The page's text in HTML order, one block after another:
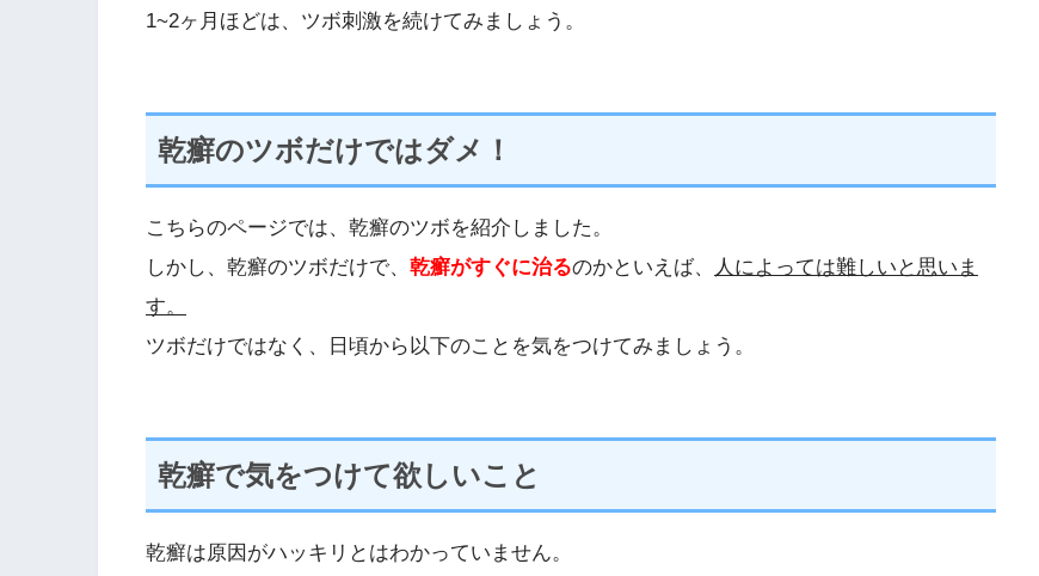
1~2ヶ月ほどは、ツボ刺激を続けてみましょう。
乾癬のツボだけではダメ！
こちらのページでは、乾癬のツボを紹介しました。
しかし、乾癬のツボだけで、 乾癬がすぐに治るのかといえば、
人によっては難しいと思いま
す。
ツボだけではなく、日頃から以下のことを気をつけてみましょう。
乾癬で気をつけて欲しいこと
乾癬は原因がハッキリとはわかっていません。